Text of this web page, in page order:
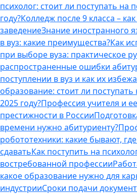
психолог: стоит ли поступать на
году?Колледж после 9 класса –
заведениеЗнание иностранного
в вуз: какие преимущества?Как
при выборе вуза: практическое
распространенные ошибки
поступлении в вуз и как их
образование: стоит ли
2025 году?Профессия учителя и
престижности в России
времени нужно абитуриенту?
робототехники: какие бывают,
сдаватьКак поступить на
востребованной профессии
какое образование нужно для
индустрииСроки подачи